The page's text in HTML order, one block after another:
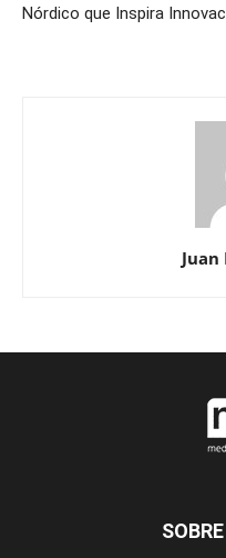
Nórdico que Inspira